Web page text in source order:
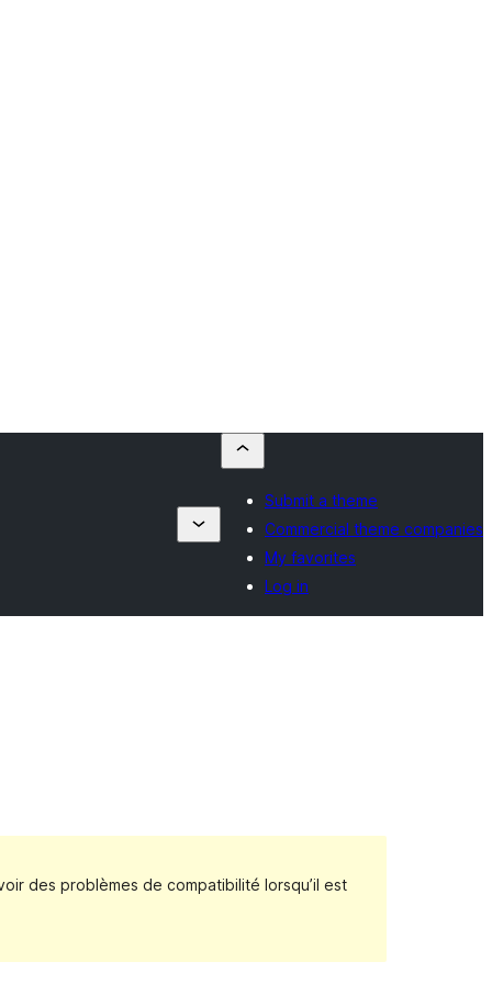
Submit a theme
Commercial theme companies
My favorites
Log in
des problèmes de compatibilité lorsqu’il est